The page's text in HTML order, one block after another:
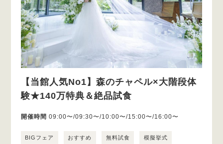
【当館人気No1】森のチャペル×大階段体
験★140万特典＆絶品試食
開催時間 09:00〜/09:30〜/10:00〜/15:00〜/16:00〜
BIGフェア おすすめ 無料試食 模擬挙式